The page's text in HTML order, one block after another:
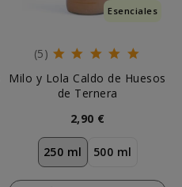
Esenciales
(5)
Milo y Lola Caldo de Huesos
de Ternera
2,90 €
250 ml 500 ml